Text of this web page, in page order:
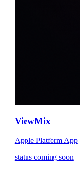
ViewMix
Apple Platform App
status coming soon